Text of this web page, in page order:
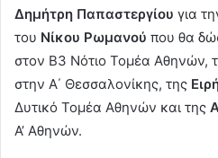
Δημήτρη Παπαστεργίου για
του Νίκου Ρωμανού που θα
στον Β3 Νότιο Τομέα Αθηνών,
στην Α΄ Θεσσαλονίκης, της
Δυτικό Τομέα Αθηνών και της
Α’ Αθηνών.